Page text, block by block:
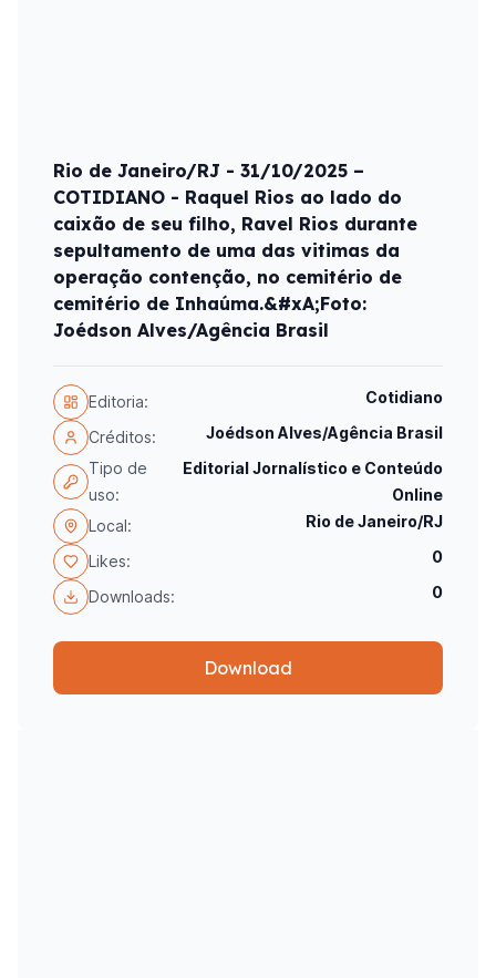
Rio de Janeiro/RJ - 31/10/2025 –
COTIDIANO - Raquel Rios ao lado do
caixão de seu filho, Ravel Rios durante
sepultamento de uma das vitimas da
operação contenção, no cemitério de
cemitério de Inhaúma.&#xA;Foto:
Joédson Alves/Agência Brasil
Editoria: Cotidiano
Créditos:
Joédson Alves/Agência Brasil
Tipo de
uso:
Editorial Jornalístico e Conteúdo
Online
Local:
Rio de Janeiro/RJ
Likes: 0
Downloads: 0
Download